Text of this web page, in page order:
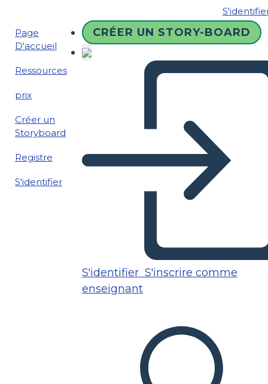
Page
D'accueil
Ressources
prix
Créer un
Storyboard
Registre
S'identifier
CRÉER UN STORY-BOARD
S'identifier S'inscrire comme
enseignant